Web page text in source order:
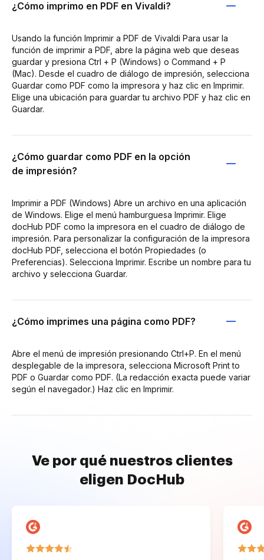
¿Cómo imprimo en PDF en Vivaldi?
Usando la función Imprimir a PDF de Vivaldi Para usar la
función de imprimir a PDF, abre la página web que deseas
guardar y presiona Ctrl + P (Windows) o Command + P
(Mac). Desde el cuadro de diálogo de impresión, selecciona
Guardar como PDF como la impresora y haz clic en Imprimir.
Elige una ubicación para guardar tu archivo PDF y haz clic en
Guardar.
¿Cómo guardar como PDF en la opción
de impresión?
Imprimir a PDF (Windows) Abre un archivo en una aplicación
de Windows. Elige el menú hamburguesa Imprimir. Elige
docHub PDF como la impresora en el cuadro de diálogo de
impresión. Para personalizar la configuración de la impresora
docHub PDF, selecciona el botón Propiedades (o
Preferencias). Selecciona Imprimir. Escribe un nombre para tu
archivo y selecciona Guardar.
¿Cómo imprimes una página como PDF?
Abre el menú de impresión presionando Ctrl+P. En el menú
desplegable de la impresora, selecciona Microsoft Print to
PDF o Guardar como PDF. (La redacción exacta puede variar
según el navegador.) Haz clic en Imprimir.
Ve por qué nuestros clientes
eligen DocHub